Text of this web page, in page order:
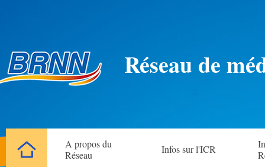
Réseau de
A propos du
Réseau
Infos sur l'ICR